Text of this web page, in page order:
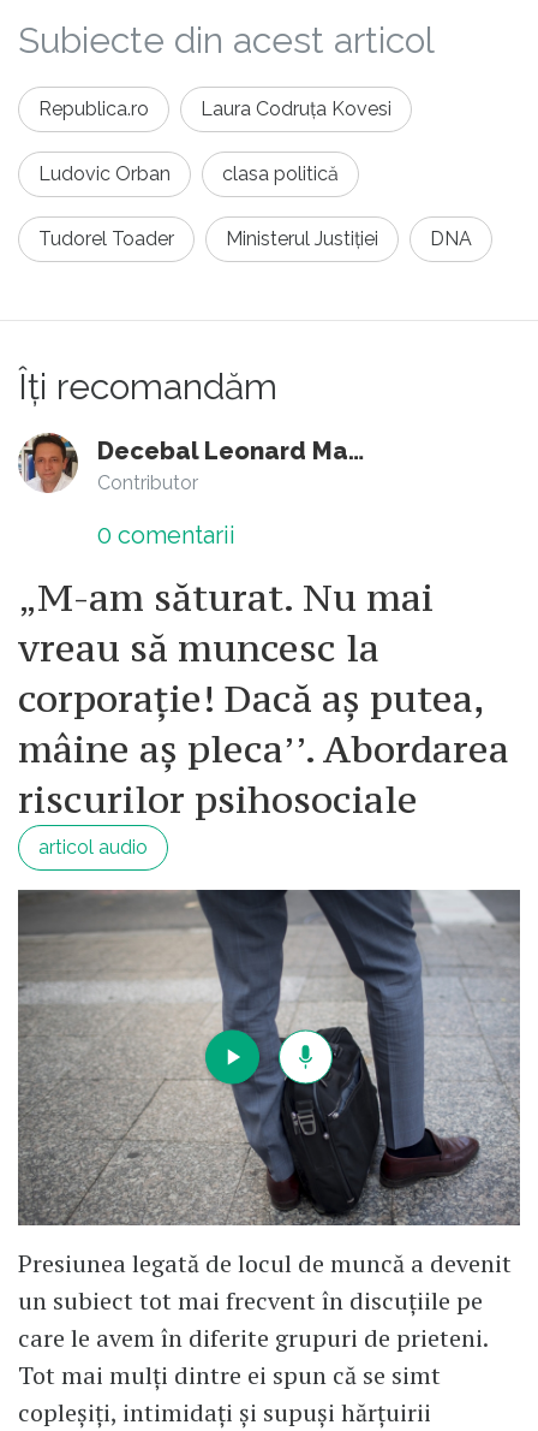
Subiecte din acest articol
Republica.ro Laura Codruța Kovesi
Ludovic Orban clasa politică
Tudorel Toader Ministerul Justiției DNA
Îți recomandăm
Decebal Leonard Marin
Contributor
0 comentarii
„M-am săturat. Nu mai
vreau să muncesc la
corporație! Dacă aș putea,
mâine aș pleca’’. Abordarea
riscurilor psihosociale
articol audio
Presiunea legată de locul de muncă a devenit
un subiect tot mai frecvent în discuțiile pe
care le avem în diferite grupuri de prieteni.
Tot mai mulți dintre ei spun că se simt
copleșiți, intimidați și supuși hărțuirii